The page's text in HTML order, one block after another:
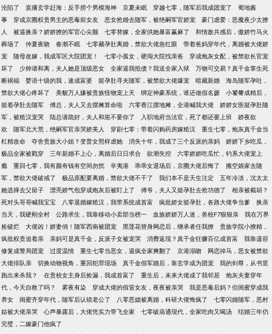
沦陷了
直播玄学赶海：反手捞个男模海神 京夏未眠 穿越七零，随军后我成团宠了
蜀地酱
事
穿成京圈权贵男主的恶毒前女友 恶女抢婚去随军，被绝嗣军官娇宠
豪门虐爱：恶魔夜少太撩
人
被逼换亲？娇娇撩的军官心尖颤 七零替嫁，全家供她暴富赢麻了
和情敌共感后，傲娇竹马火
葬场了
仲夏夜吻 春潮不眠 七零藏孕肚离婚，禁欲大佬急红眼
带着爸妈穿年代，离婚被大佬娇
宠
随母改嫁，我成军区大院团宠！ 七零小孤女，硬闯大院找亲爸
穿成炮灰女配，被禁欲长官宠
坏了
少帅请和离，夫人她是顶级恶女 全家逼我抵债？我送全家入狱
万物可交易？真千金掌生死
断祸福
婴语十级的我，速成富婆 挺孕肚寻夫随军，被禁欲大佬爆宠 暗藏新婚
海岛随军孕吐，
禁欲大佬心疼坏了
美貌万人嫌被贵族怪物宠上天 绑定神豪系统，谁还做假名媛
小饕餮成精后，
挺着孕肚去随军
傅总，夫人又去摆摊算命啦 六零香江摆地摊，全港喊我大佬
娇娇女医挺孕肚随
军，被糙汉宠哭
陆总请跪好，夫人和崽不要你了 入职地府当法官，死了都还要上班
娇夜欲
欢
随军北大荒，绝嗣军官亲哭娇美人 穿剧七零：带着闪购药房嫁糙汉
重生七零，炮灰真千金当
杠精改命
夺舍贵族大小姐？变普女照样虐她 消失十年，我成了三个反派的亲妈
娇娇下乡吃瓜，
极品全家被戳穿
三年新婚不上心，离婚后日日求合 欲潮失控
六零娇娇吃瓜忙，钓系大佬宠上
瘾
重回七零，我有颜有钱有空间勿扰 辛夷港 乖乖女退场后，京圈大佬后悔了
搬空娘家去随
军，禁欲大佬破戒了
极品原配要离婚，禁欲大佬不干了 我们本不是天生注定
五年冷淡，沈太太
她选择去父留子
漂亮娇气包穿成炮灰后被盯上了 傅爷，夫人又挺孕肚去抢功德了
相亲被截胡？
死对头哥哥喊我宝宝
八零退婚嫁糙汉，我带系统成首富 疯批娇女挺孕肚，各路大佬争当爹
换亲
当天，我硬刚全村
公路求生，我靠移动小卖部当榜一 血族娇娇万人迷，兽校F7狠狠亲
我在万界
捡破烂
大佬凶！娇妻俏！随军西南被团宠 黑莲花替身网恋后，继承者任我撩
贵族学院小撩精，
疯批权贵追着亲
亲妈可是真千金，反派子女被宠哭 消费返现？真千金狂赚百亿成首富
我靠遗容
修复成警局团宠
过度温情 重生七零当恶女，逼疯全家爽翻了 京港溺吻
网恋掉马，恶女被禁欲
大佬排队亲
切换动物视角，重回犯罪现场 真千金假军婚后，靠玄学成为团宠
我的剑尊，从书里
跑出来杀我？
在贵校女主身后捡漏，我成首富了 重生后，未来大佬成了我邻居
炮灰夫妻穿年
代，今天自救了吗？
雾夜有染 穿成大佬的假冒女友，夜夜被亲哭
我是恶毒后妈？但闺蜜穿成我
养女
闺蜜齐穿年代，随军后认错老公了 八零恶媳被离婚，科研大佬悔疯了
七零闪婚随军，恶村
姑被大佬亲哭
心声暴露后，大佬凭实力带飞全家 七零破庙通现代，全家吃肉又喝汤
结婚三年仍
完璧，二嫁豪门他疯了